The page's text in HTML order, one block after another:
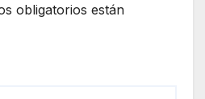
obligatorios están